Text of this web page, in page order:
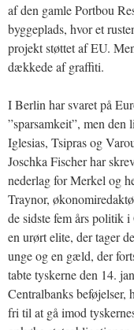
af den gamle Portbou
byggeplads, hvor et
projekt støttet af EU.
dækkede af graffiti.
I Berlin har svaret på
”sparsamkeit”, men
Iglesias, Tsipras og
Joschka Fischer har
nederlag for Merkel og
Traynor,
de sidste fem års politik
en urørt elite, der tager
unge og en gæld, der
tabte tyskerne den 14.
Centralbanks
fri til at gå imod